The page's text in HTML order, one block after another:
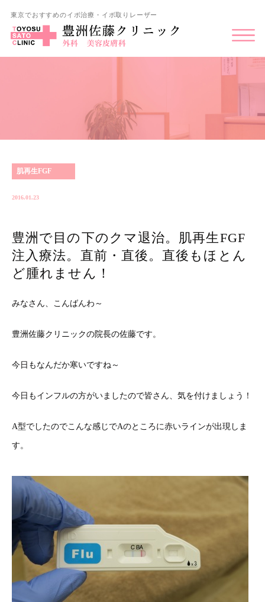
東京でおすすめのイボ治療・イボ取りレーザー
肌再生FGF
2016.01.23
豊洲で目の下のクマ退治。肌再生FGF
注入療法。直前・直後。直後もほとん
ど腫れません！
みなさん、こんばんわ～
豊洲佐藤クリニックの院長の佐藤です。
今日もなんだか寒いですね～
今日もインフルの方がいましたので皆さん、気を付けましょう！
A型でしたのでこんな感じでAのところに赤いラインが出現しま
す。